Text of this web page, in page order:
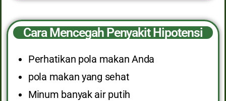
Cara Mencegah Penyakit Hipotensi
Perhatikan pola makan Anda
pola makan yang sehat
Minum banyak air putih